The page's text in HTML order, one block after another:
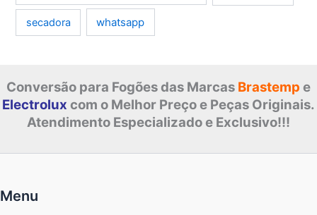
secadora whatsapp
Conversão para Fogões das Marcas Brastemp e
Electrolux com o Melhor Preço e Peças Originais.
Atendimento Especializado e Exclusivo!!!
Menu